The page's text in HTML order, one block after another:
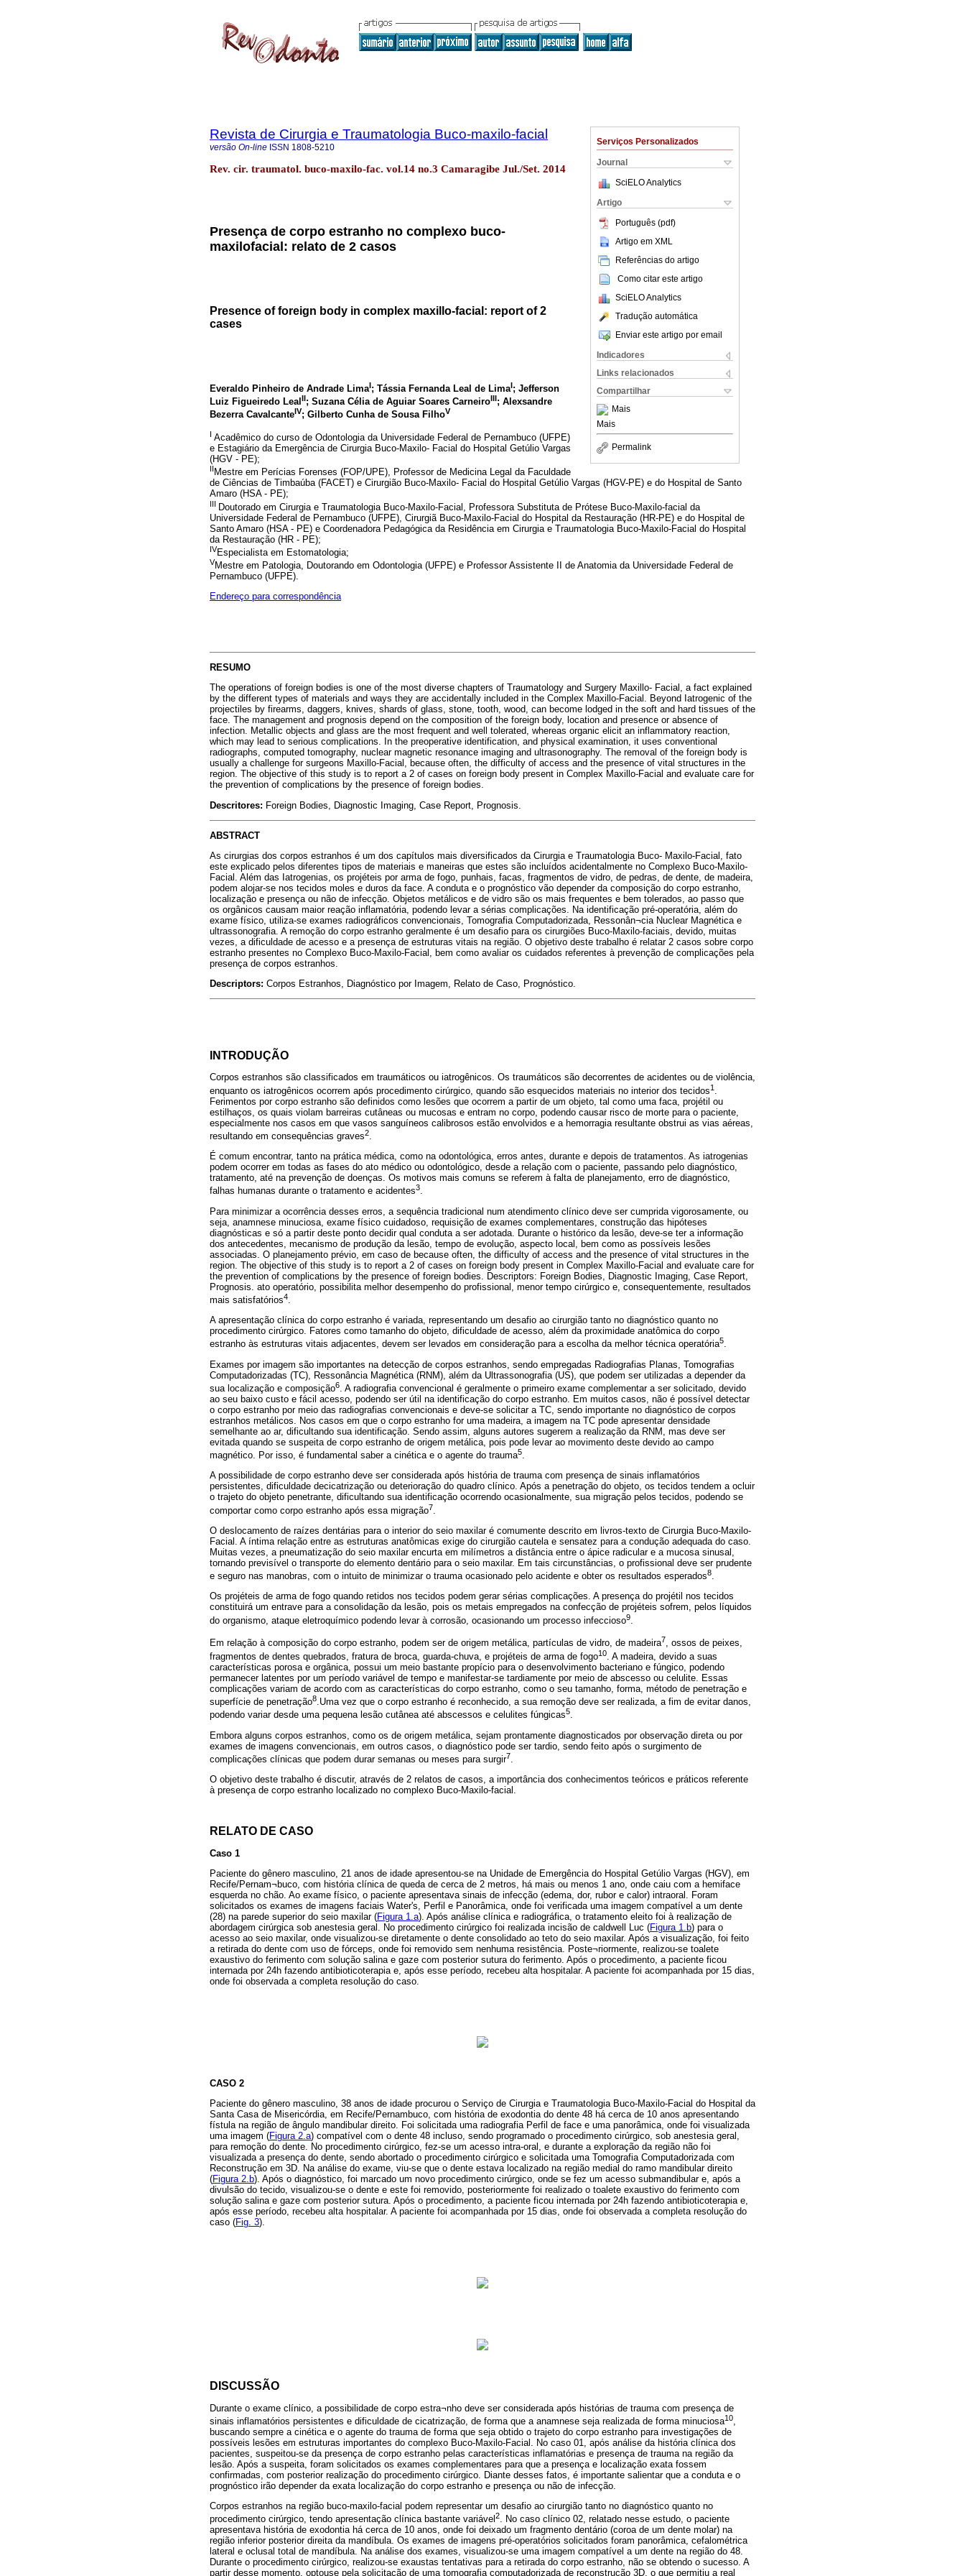
Serviços Personalizados
Journal
SciELO Analytics
Artigo
Português (pdf)
Artigo em XML
Referências do artigo
Como citar este artigo
SciELO Analytics
Tradução automática
Enviar este artigo por email
Indicadores
Links relacionados
Compartilhar
Mais
Mais
Permalink
Revista de Cirurgia e Traumatologia Buco-maxilo-facial
versão On-line ISSN 1808-5210
Rev. cir. traumatol. buco-maxilo-fac. vol.14 no.3 Camaragibe Jul./Set. 2014
Presença de corpo estranho no complexo buco-
maxilofacial: relato de 2 casos
Presence of foreign body in complex maxillo-facial: report of 2
cases
Everaldo Pinheiro de Andrade LimaI; Tássia Fernanda Leal de LimaI; Jefferson
Luiz Figueiredo Leal II; Suzana Célia de Aguiar Soares CarneiroIII; Alexsandre
Bezerra CavalcanteIV; Gilberto Cunha de Sousa FilhoV
I Acadêmico do curso de Odontologia da Universidade Federal de Pernambuco (UFPE)
e Estagiário da Emergência de Cirurgia Buco-Maxilo- Facial do Hospital Getúlio Vargas
(HGV - PE);
II Mestre em Perícias Forenses (FOP/UPE), Professor de Medicina Legal da Faculdade
de Ciências de Timbaúba (FACET) e Cirurgião Buco-Maxilo- Facial do Hospital Getúlio Vargas (HGV-PE) e do Hospital de Santo
Amaro (HSA - PE);
III Doutorado em Cirurgia e Traumatologia Buco-Maxilo-Facial, Professora Substituta de Prótese Buco-Maxilo-facial da
Universidade Federal de Pernambuco (UFPE), Cirurgiã Buco-Maxilo-Facial do Hospital da Restauração (HR-PE) e do Hospital de
Santo Amaro (HSA - PE) e Coordenadora Pedagógica da Residência em Cirurgia e Traumatologia Buco-Maxilo-Facial do Hospital
da Restauração (HR - PE);
IVEspecialista em Estomatologia;
VMestre em Patologia, Doutorando em Odontologia (UFPE) e Professor Assistente II de Anatomia da Universidade Federal de
Pernambuco (UFPE).
Endereço para correspondência
RESUMO
The operations of foreign bodies is one of the most diverse chapters of Traumatology and Surgery Maxillo- Facial, a fact explained
by the different types of materials and ways they are accidentally included in the Complex Maxillo-Facial. Beyond Iatrogenic of the
projectiles by firearms, daggers, knives, shards of glass, stone, tooth, wood, can become lodged in the soft and hard tissues of the
face. The management and prognosis depend on the composition of the foreign body, location and presence or absence of
infection. Metallic objects and glass are the most frequent and well tolerated, whereas organic elicit an inflammatory reaction,
which may lead to serious complications. In the preoperative identification, and physical examination, it uses conventional
radiographs, computed tomography, nuclear magnetic resonance imaging and ultrasonography. The removal of the foreign body is
usually a challenge for surgeons Maxillo-Facial, because often, the difficulty of access and the presence of vital structures in the
region. The objective of this study is to report a 2 of cases on foreign body present in Complex Maxillo-Facial and evaluate care for
the prevention of complications by the presence of foreign bodies.
Descritores: Foreign Bodies, Diagnostic Imaging, Case Report, Prognosis.
ABSTRACT
As cirurgias dos corpos estranhos é um dos capítulos mais diversificados da Cirurgia e Traumatologia Buco- Maxilo-Facial, fato
este explicado pelos diferentes tipos de materiais e maneiras que estes são incluídos acidentalmente no Complexo Buco-Maxilo-
Facial. Além das Iatrogenias, os projéteis por arma de fogo, punhais, facas, fragmentos de vidro, de pedras, de dente, de madeira,
podem alojar-se nos tecidos moles e duros da face. A conduta e o prognóstico vão depender da composição do corpo estranho,
localização e presença ou não de infecção. Objetos metálicos e de vidro são os mais frequentes e bem tolerados, ao passo que
os orgânicos causam maior reação inflamatória, podendo levar a sérias complicações. Na identificação pré-operatória, além do
exame físico, utiliza-se exames radiográficos convencionais, Tomografia Computadorizada, Ressonân¬cia Nuclear Magnética e
ultrassonografia. A remoção do corpo estranho geralmente é um desafio para os cirurgiões Buco-Maxilo-faciais, devido, muitas
vezes, a dificuldade de acesso e a presença de estruturas vitais na região. O objetivo deste trabalho é relatar 2 casos sobre corpo
estranho presentes no Complexo Buco-Maxilo-Facial, bem como avaliar os cuidados referentes à prevenção de complicações pela
presença de corpos estranhos.
Descriptors: Corpos Estranhos, Diagnóstico por Imagem, Relato de Caso, Prognóstico.
INTRODUÇÃO
Corpos estranhos são classificados em traumáticos ou iatrogênicos. Os traumáticos são decorrentes de acidentes ou de violência,
enquanto os iatrogênicos ocorrem após procedimento cirúrgico, quando são esquecidos materiais no interior dos tecidos1
Ferimentos por corpo estranho são definidos como lesões que ocorrem a partir de um objeto, tal como uma faca, projétil ou
estilhaços, os quais violam barreiras cutâneas ou mucosas e entram no corpo, podendo causar risco de morte para o paciente,
especialmente nos casos em que vasos sanguíneos calibrosos estão envolvidos e a hemorragia resultante obstrui as vias aéreas,
resultando em consequências graves2
É comum encontrar, tanto na prática médica, como na odontológica, erros antes, durante e depois de tratamentos. As iatrogenias
podem ocorrer em todas as fases do ato médico ou odontológico, desde a relação com o paciente, passando pelo diagnóstico,
tratamento, até na prevenção de doenças. Os motivos mais comuns se referem à falta de planejamento, erro de diagnóstico,
falhas humanas durante o tratamento e acidentes3.
Para minimizar a ocorrência desses erros, a sequência tradicional num atendimento clínico deve ser cumprida vigorosamente, ou
seja, anamnese minuciosa, exame físico cuidadoso, requisição de exames complementares, construção das hipóteses
diagnósticas e só a partir deste ponto decidir qual conduta a ser adotada. Durante o histórico da lesão, deve-se ter a informação
dos antecedentes, mecanismo de produção da lesão, tempo de evolução, aspecto local, bem como as possíveis lesões
associadas. O planejamento prévio, em caso de because often, the difficulty of access and the presence of vital structures in the
region. The objective of this study is to report a 2 of cases on foreign body present in Complex Maxillo-Facial and evaluate care for
the prevention of complications by the presence of foreign bodies. Descriptors: Foreign Bodies, Diagnostic Imaging, Case Report,
Prognosis. ato operatório, possibilita melhor desempenho do profissional, menor tempo cirúrgico e, consequentemente, resultados
mais satisfatórios4
A apresentação clínica do corpo estranho é variada, representando um desafio ao cirurgião tanto no diagnóstico quanto no
procedimento cirúrgico. Fatores como tamanho do objeto, dificuldade de acesso, além da proximidade anatômica do corpo
estranho às estruturas vitais adjacentes, devem ser levados em consideração para a escolha da melhor técnica operatória5.
Exames por imagem são importantes na detecção de corpos estranhos, sendo empregadas Radiografias Planas, Tomografias
Computadorizadas (TC), Ressonância Magnética (RNM), além da Ultrassonografia (US), que podem ser utilizadas a depender da
sua localização e composição6 . A radiografia convencional é geralmente o primeiro exame complementar a ser solicitado, devido
ao seu baixo custo e fácil acesso, podendo ser útil na identificação do corpo estranho. Em muitos casos, não é possível detectar
o corpo estranho por meio das radiografias convencionais e deve-se solicitar a TC, sendo importante no diagnóstico de corpos
estranhos metálicos. Nos casos em que o corpo estranho for uma madeira, a imagem na TC pode apresentar densidade
semelhante ao ar, dificultando sua identificação. Sendo assim, alguns autores sugerem a realização da RNM, mas deve ser
evitada quando se suspeita de corpo estranho de origem metálica, pois pode levar ao movimento deste devido ao campo
magnético. Por isso, é fundamental saber a cinética e o agente do trauma5.
A possibilidade de corpo estranho deve ser considerada após história de trauma com presença de sinais inflamatórios
persistentes, dificuldade decicatrização ou deterioração do quadro clínico. Após a penetração do objeto, os tecidos tendem a ocluir
o trajeto do objeto penetrante, dificultando sua identificação ocorrendo ocasionalmente, sua migração pelos tecidos, podendo se
comportar como corpo estranho após essa migração7
O deslocamento de raízes dentárias para o interior do seio maxilar é comumente descrito em livros-texto de Cirurgia Buco-Maxilo-
Facial. A íntima relação entre as estruturas anatômicas exige do cirurgião cautela e sensatez para a condução adequada do caso.
Muitas vezes, a pneumatização do seio maxilar encurta em milímetros a distância entre o ápice radicular e a mucosa sinusal,
tornando previsível o transporte do elemento dentário para o seio maxilar. Em tais circunstâncias, o profissional deve ser prudente
e seguro nas manobras, com o intuito de minimizar o trauma ocasionado pelo acidente e obter os resultados esperados8.
Os projéteis de arma de fogo quando retidos nos tecidos podem gerar sérias complicações. A presença do projétil nos tecidos
constituirá um entrave para a consolidação da lesão, pois os metais empregados na confecção de projéteis sofrem, pelos líquidos
do organismo, ataque eletroquímico podendo levar à corrosão, ocasionando um processo infeccioso9
Em relação à composição do corpo estranho, podem ser de origem metálica, partículas de vidro, de madeira7, ossos de peixes,
fragmentos de dentes quebrados, fratura de broca, guarda-chuva, e projéteis de arma de fogo10 . A madeira, devido a suas
características porosa e orgânica, possui um meio bastante propício para o desenvolvimento bacteriano e fúngico, podendo
permanecer latentes por um período variável de tempo e manifestar-se tardiamente por meio de abscesso ou celulite. Essas
complicações variam de acordo com as características do corpo estranho, como o seu tamanho, forma, método de penetração e
superfície de penetração8 Uma vez que o corpo estranho é reconhecido, a sua remoção deve ser realizada, a fim de evitar danos,
podendo variar desde uma pequena lesão cutânea até abscessos e celulites fúngicas5.
Embora alguns corpos estranhos, como os de origem metálica, sejam prontamente diagnosticados por observação direta ou por
exames de imagens convencionais, em outros casos, o diagnóstico pode ser tardio, sendo feito após o surgimento de
complicações clínicas que podem durar semanas ou meses para surgir7
O objetivo deste trabalho é discutir, através de 2 relatos de casos, a importância dos conhecimentos teóricos e práticos referente
à presença de corpo estranho localizado no complexo Buco-Maxilo-facial.
RELATO DE CASO
Caso 1
Paciente do gênero masculino, 21 anos de idade apresentou-se na Unidade de Emergência do Hospital Getúlio Vargas (HGV), em
Recife/Pernam¬buco, com história clínica de queda de cerca de 2 metros, há mais ou menos 1 ano, onde caiu com a hemiface
esquerda no chão. Ao exame físico, o paciente apresentava sinais de infecção (edema, dor, rubor e calor) intraoral. Foram
solicitados os exames de imagens faciais Water's, Perfil e Panorâmica, onde foi verificada uma imagem compatível a um dente
(28) na parede superior do seio maxilar (Figura 1.a). Após análise clínica e radiográfica, o tratamento eleito foi à realização de
abordagem cirúrgica sob anestesia geral. No procedimento cirúrgico foi realizada incisão de caldwell Luc (Figura 1.b) para o
acesso ao seio maxilar, onde visualizou-se diretamente o dente consolidado ao teto do seio maxilar. Após a visualização, foi feito
a retirada do dente com uso de fórceps, onde foi removido sem nenhuma resistência. Poste¬riormente, realizou-se toalete
exaustivo do ferimento com solução salina e gaze com posterior sutura do ferimento. Após o procedimento, a paciente ficou
internada por 24h fazendo antibioticoterapia e, após esse período, recebeu alta hospitalar. A paciente foi acompanhada por 15 dias,
onde foi observada a completa resolução do caso.
CASO 2
Paciente do gênero masculino, 38 anos de idade procurou o Serviço de Cirurgia e Traumatologia Buco-Maxilo-Facial do Hospital da
Santa Casa de Misericórdia, em Recife/Pernambuco, com história de exodontia do dente 48 há cerca de 10 anos apresentando
fístula na região de ângulo mandibular direito. Foi solicitada uma radiografia Perfil de face e uma panorâmica, onde foi visualizada
uma imagem (Figura 2.a) compatível com o dente 48 incluso, sendo programado o procedimento cirúrgico, sob anestesia geral,
para remoção do dente. No procedimento cirúrgico, fez-se um acesso intra-oral, e durante a exploração da região não foi
visualizada a presença do dente, sendo abortado o procedimento cirúrgico e solicitada uma Tomografia Computadorizada com
Reconstrução em 3D. Na análise do exame, viu-se que o dente estava localizado na região medial do ramo mandibular direito
(Figura 2.b). Após o diagnóstico, foi marcado um novo procedimento cirúrgico, onde se fez um acesso submandibular e, após a
divulsão do tecido, visualizou-se o dente e este foi removido, posteriormente foi realizado o toalete exaustivo do ferimento com
solução salina e gaze com posterior sutura. Após o procedimento, a paciente ficou internada por 24h fazendo antibioticoterapia e,
após esse período, recebeu alta hospitalar. A paciente foi acompanhada por 15 dias, onde foi observada a completa resolução do
caso (Fig. 3).
DISCUSSÃO
Durante o exame clínico, a possibilidade de corpo estra¬nho deve ser considerada após histórias de trauma com presença de
sinais inflamatórios persistentes e dificuldade de cicatrização, de forma que a anamnese seja realizada de forma minuciosa10
buscando sempre a cinética e o agente do trauma de forma que seja obtido o trajeto do corpo estranho para investigações de
possíveis lesões em estruturas importantes do complexo Buco-Maxilo-Facial. No caso 01, após análise da história clínica dos
pacientes, suspeitou-se da presença de corpo estranho pelas características inflamatórias e presença de trauma na região da
lesão. Após a suspeita, foram solicitados os exames complementares para que a presença e localização exata fossem
confirmadas, com posterior realização do procedimento cirúrgico. Diante desses fatos, é importante salientar que a conduta e o
prognóstico irão depender da exata localização do corpo estranho e presença ou não de infecção.
Corpos estranhos na região buco-maxilo-facial podem representar um desafio ao cirurgião tanto no diagnóstico quanto no
procedimento cirúrgico, tendo apresentação clínica bastante variável 2. No caso clínico 02, relatado nesse estudo, o paciente
apresentava história de exodontia há cerca de 10 anos, onde foi deixado um fragmento dentário (coroa de um dente molar) na
região inferior posterior direita da mandíbula. Os exames de imagens pré-operatórios solicitados foram panorâmica, cefalométrica
lateral e oclusal total de mandíbula. Na análise dos exames, visualizou-se uma imagem compatível a um dente na região do 48.
Durante o procedimento cirúrgico, realizou-se exaustas tentativas para a retirada do corpo estranho, não se obtendo o sucesso. A
partir desse momento, optouse pela solicitação de uma tomografia computadorizada de reconstrução 3D, o que permitiu a real